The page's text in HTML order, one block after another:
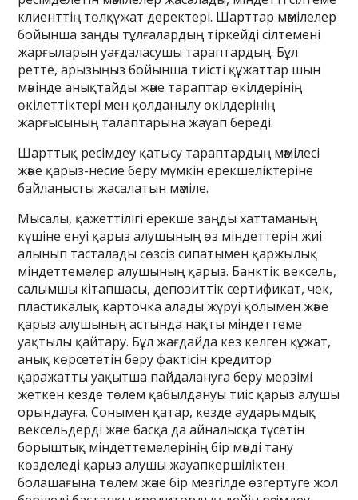
клиенттің төлқұжат деректері. Шарттар мәмілелер
бойынша заңды тұлғалардың тіркейді сілтемені
жарғыларын уағдаласушы тараптардың. Бұл
ретте, арызыңыз бойынша тиісті құжаттар шын
мәнінде анықтайды және тараптар өкілдерінің
өкілеттіктері мен қолданылу өкілдерінің
жарғысының талаптарына жауап береді.
Шарттық ресімдеу қатысу тараптардың мәмілесі
және қарыз-несие беру мүмкін ерекшеліктеріне
байланысты жасалатын мәміле.
Мысалы, қажеттілігі ерекше заңды хаттаманың
күшіне енуі қарыз алушының өз міндеттерін жиі
алынып тасталады сөзсіз сипатымен қаржылық
міндеттемелер алушының қарыз. Банктік вексель,
салымшы кітапшасы, депозиттік сертификат, чек,
пластикалық карточка алады жүруі қолымен және
қарыз алушының астында нақты міндеттеме
уақтылы қайтару. Бұл жағдайда кез келген құжат,
анық көрсететін беру фактісін кредитор
қаражатты уақытша пайдалануға беру мерзімі
жеткен кезде төлем қабылдануы тиіс қарыз алушы
орындауға. Сонымен қатар, кезде аударымдық
вексельдерді және басқа да айналысқа түсетін
борыштық міндеттемелерінің бір мәнді тану
көзделеді қарыз алушы жауапкершіліктен
болашағына төлем және бір мезгілде өзгертуге жол